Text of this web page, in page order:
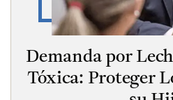
Demanda por
Tóxica: Proteger